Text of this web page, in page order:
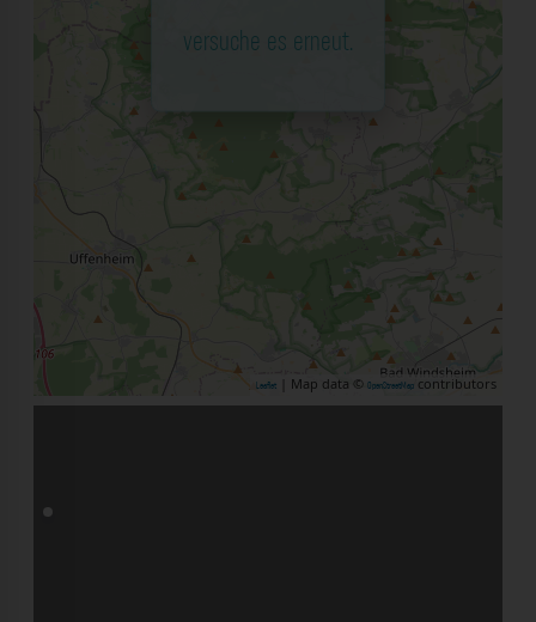
Leaflet | Map data © OpenStreetMap contributors
versuche es erneut.